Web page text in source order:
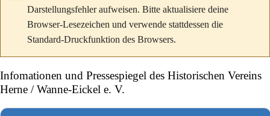
Darstellungsfehler aufweisen. Bitte aktualisiere deine
Browser-Lesezeichen und verwende stattdessen die
Standard-Druckfunktion des Browsers.
Infomationen und Pressespiegel des Historischen Vereins
Herne / Wanne-Eickel e. V.